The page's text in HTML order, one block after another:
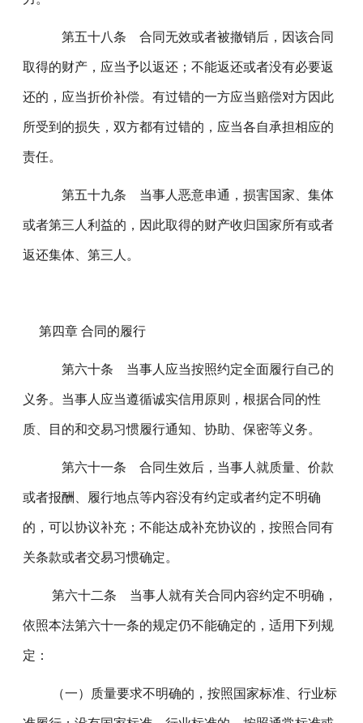
第五十八条 合同无效或者被撤销后，因该合同
取得的财产，应当予以返还；不能返还或者没有必要返
还的，应当折价补偿。有过错的一方应当赔偿对方因此
所受到的损失，双方都有过错的，应当各自承担相应的
责任。
第五十九条 当事人恶意串通，损害国家、集体
或者第三人利益的，因此取得的财产收归国家所有或者
返还集体、第三人。
第四章 合同的履行
第六十条 当事人应当按照约定全面履行自己的
义务。当事人应当遵循诚实信用原则，根据合同的性
质、目的和交易习惯履行通知、协助、保密等义务。
第六十一条 合同生效后，当事人就质量、价款
或者报酬、履行地点等内容没有约定或者约定不明确
的，可以协议补充；不能达成补充协议的，按照合同有
关条款或者交易习惯确定。
第六十二条 当事人就有关合同内容约定不明确，
依照本法第六十一条的规定仍不能确定的，适用下列规
定：
（一）质量要求不明确的，按照国家标准、行业标